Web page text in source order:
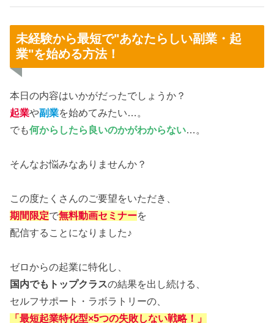
未経験から最短で"あなたらしい副業・起
業"を始める方法！
本日の内容はいかがだったでしょうか？
起業や副業を始めてみたい…。
でも何からしたら良いのかがわからない…。
そんなお悩みなありませんか？
この度たくさんのご要望をいただき、
期間限定で無料動画セミナーを
配信することになりました♪
ゼロからの起業に特化し、
国内でもトップクラスの結果を出し続ける、
セルフサポート・ラボラトリーの、
「最短起業特化型×5つの失敗しない戦略！」